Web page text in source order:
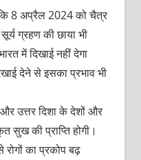
कि 8 अप्रैल 2024 को चैत्र
ग्रहण की छाया भी
में दिखाई नहीं देगा
देने से इसका प्रभाव भी
उत्तर दिशा के देशों और
सुख की प्राप्ति होगी।
रोगों का प्रकोप बढ़